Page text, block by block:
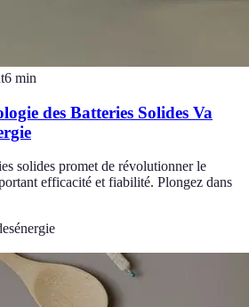
6 min
des Batteries Solides Va
solides promet de révolutionner le
efficacité et fiabilité. Plongez dans
énergie